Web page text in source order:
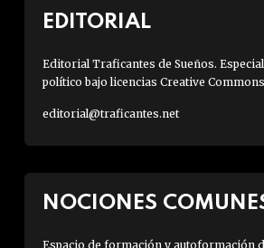
EDITORIAL
Editorial Traficantes de Sueños.
político bajo licencias Creative
editorial@traficantes.net
NOCIONES
Espacio de formación y autoformación